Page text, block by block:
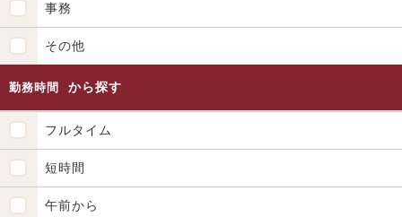
事務
その他
勤務時間 から探す
フルタイム
短時間
午前から